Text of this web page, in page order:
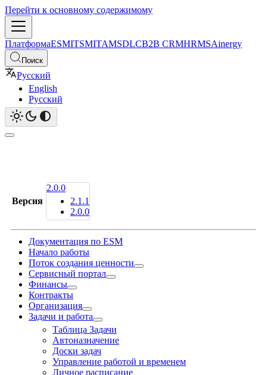
Перейти к основному содержимому
ПлатформаESMITSMITAMSDLCB2B CRMHRMSAinergy
Поиск
Русский
English
Русский
Версия
2.0.0
2.1.1
2.0.0
Документация по ESM
Начало работы
Поток создания ценности
Сервисный портал
Финансы
Контракты
Организация
Задачи и работа
Таблица Задачи
Автоназначение
Доски задач
Управление работой и временем
Личное расписание